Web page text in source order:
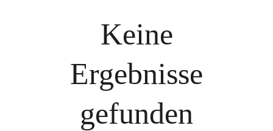
Keine
Ergebnisse
gefunden